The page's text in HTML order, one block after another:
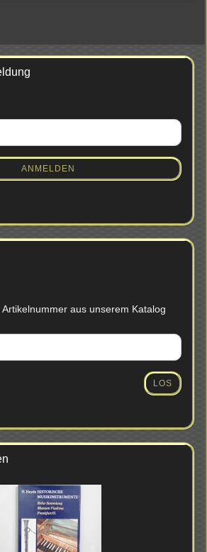
ANMELDEN
aus unserem Katalog
LOS